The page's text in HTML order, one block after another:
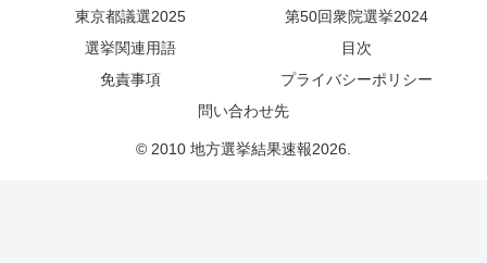
東京都議選2025
第50回衆院選挙2024
選挙関連用語
目次
免責事項
プライバシーポリシー
問い合わせ先
© 2010 地方選挙結果速報2026.